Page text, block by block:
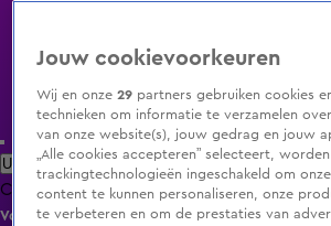
Uitzending Gemist Populaire programma's Zenders
ClipsFilmsRadioSmart TV inlogShop
Volg KIJK
Jouw cookievoorkeuren
Wij en onze29 partners gebruiken cookies
technieken om informatie te verzamelen
van onze website(s), jouw gedrag en jouw
„Alle cookies accepteren” selecteert, worden
trackingtechnologieën ingeschakeld om
content te kunnen personaliseren, onze
te verbeteren en om de prestaties van